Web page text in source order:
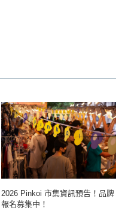
2026 Pinkoi 市集資訊預告！品牌
報名募集中！